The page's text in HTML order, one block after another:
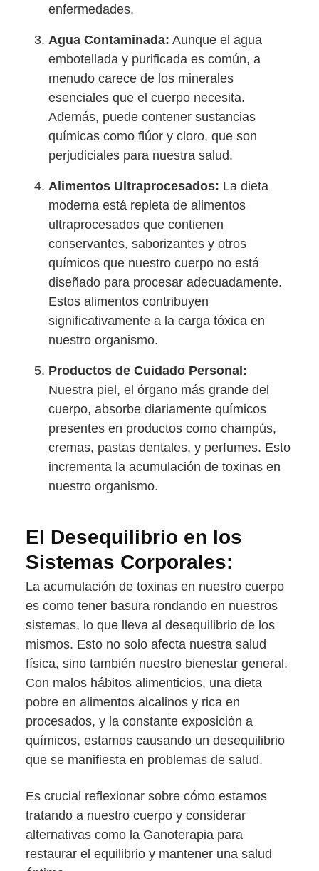
enfermedades.
Agua Contaminada: Aunque el agua
embotellada y purificada es común, a
menudo carece de los minerales
esenciales que el cuerpo necesita.
Además, puede contener sustancias
químicas como flúor y cloro, que son
perjudiciales para nuestra salud.
Alimentos Ultraprocesados: La dieta
moderna está repleta de alimentos
ultraprocesados que contienen
conservantes, saborizantes y otros
químicos que nuestro cuerpo no está
diseñado para procesar adecuadamente.
Estos alimentos contribuyen
significativamente a la carga tóxica en
nuestro organismo.
Productos de Cuidado Personal:
Nuestra piel, el órgano más grande del
cuerpo, absorbe diariamente químicos
presentes en productos como champús,
cremas, pastas dentales, y perfumes. Esto
incrementa la acumulación de toxinas en
nuestro organismo.
El Desequilibrio en los
Sistemas Corporales:
La acumulación de toxinas en nuestro cuerpo
es como tener basura rondando en nuestros
sistemas, lo que lleva al desequilibrio de los
mismos. Esto no solo afecta nuestra salud
física, sino también nuestro bienestar general.
Con malos hábitos alimenticios, una dieta
pobre en alimentos alcalinos y rica en
procesados, y la constante exposición a
químicos, estamos causando un desequilibrio
que se manifiesta en problemas de salud.
Es crucial reflexionar sobre cómo estamos
tratando a nuestro cuerpo y considerar
alternativas como la Ganoterapia para
restaurar el equilibrio y mantener una salud